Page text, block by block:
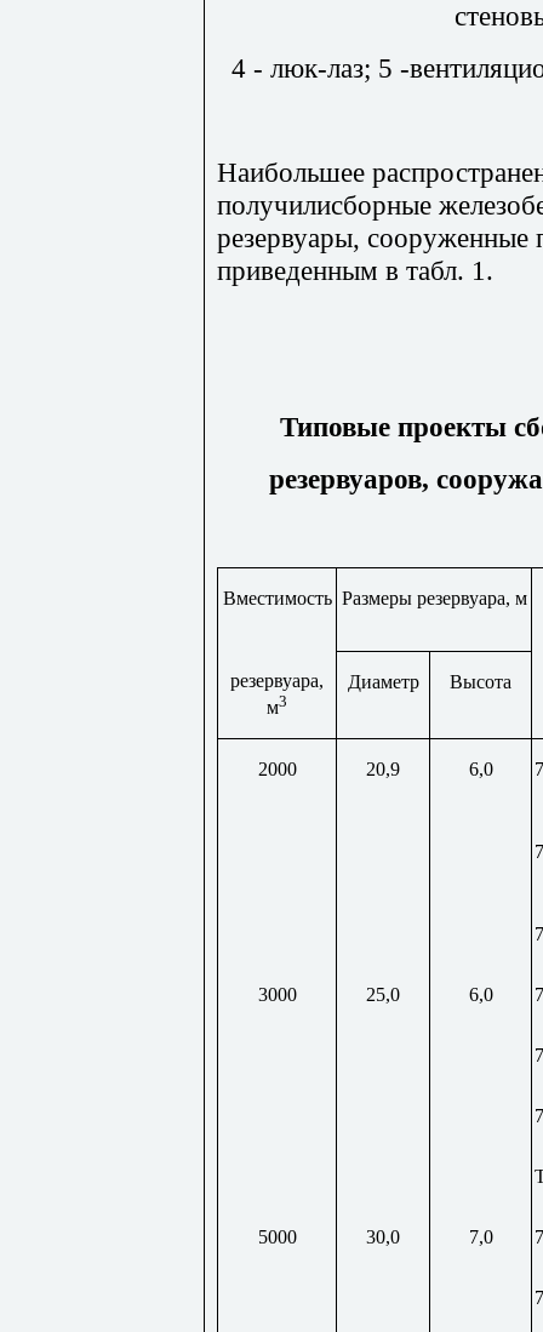
4 - люк-лаз; 5 -
Наибольшее
получилисборные
резервуары,
приведенным в табл. 1.
Типовые проекты
резервуаров,
Вместимость Размеры резервуара, м
резервуара,
м3
Диаметр Высота
2000 20,9 6,0
3000 25,0 6,0
5000 30,0 7,0